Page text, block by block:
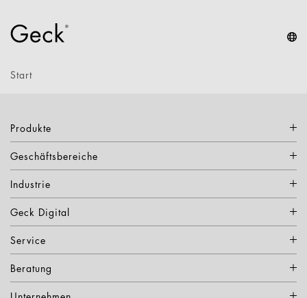
Start
Produkte
Geschäftsbereiche
Industrie
Geck Digital
Service
Beratung